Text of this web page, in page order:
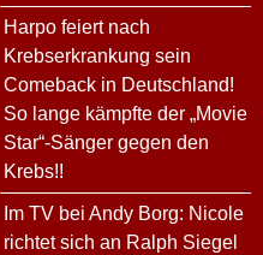
Harpo feiert nach
Krebserkrankung sein
Comeback in Deutschland!
So lange kämpfte der „Movie
Star“-Sänger gegen den
Krebs!!
Im TV bei Andy Borg: Nicole
richtet sich an Ralph Siegel